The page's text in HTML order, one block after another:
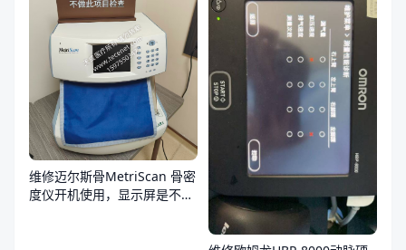
维修迈尔斯骨MetriScan 骨密
度仪开机使用，显示屏是不